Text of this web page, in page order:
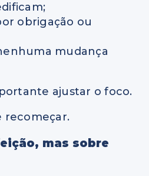
obrigação ou
mudança
ajustar o foco.
recomeçar.
mas sobre